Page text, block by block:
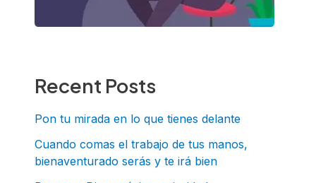
Recent Posts
Pon tu mirada en lo que tienes delante
Cuando comas el trabajo de tus manos,
bienaventurado serás y te irá bien